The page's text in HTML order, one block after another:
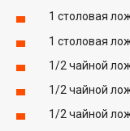
1 столовая
1 столовая
1/2 чайной
1/2 чайной
1/2 чайной